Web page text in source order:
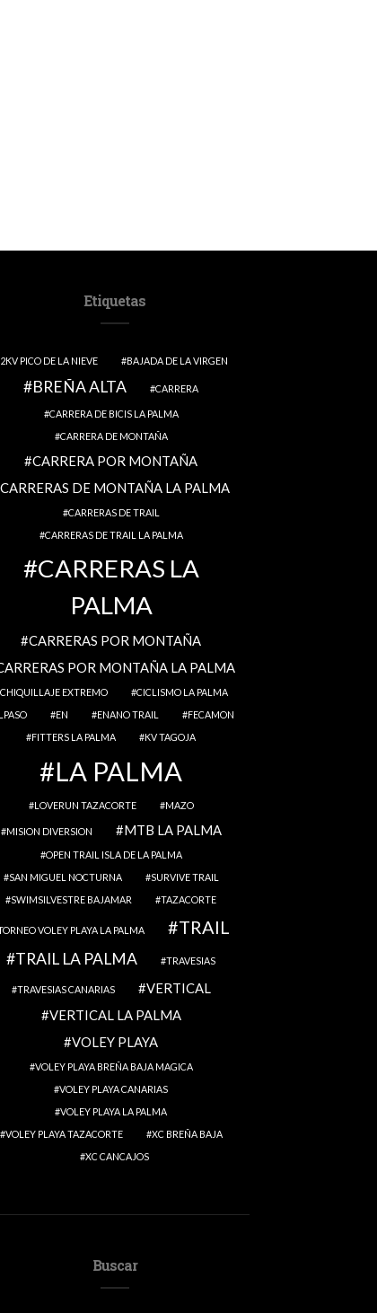
Etiquetas
2KV PICO DE LA NIEVE BAJADA DE LA VIRGEN
BREÑA ALTA CARRERA
CARRERA DE BICIS LA PALMA
CARRERA DE MONTAÑA
CARRERA POR MONTAÑA
CARRERAS DE MONTAÑA LA PALMA
CARRERAS DE TRAIL
CARRERAS DE TRAIL LA PALMA
CARRERAS LA
PALMA
CARRERAS POR MONTAÑA
POR MONTAÑA LA PALMA
CHIQUILLAJE EXTREMO
CICLISMO LA PALMA
EN ENANO TRAIL
FECAMON
FITTERS LA PALMA
KV TAGOJA
LA PALMA
LOVERUN TAZACORTE MAZO
MISION DIVERSION MTB LA PALMA
OPEN TRAIL ISLA DE LA PALMA
SAN MIGUEL NOCTURNA
SURVIVE TRAIL
SWIMSILVESTRE BAJAMAR
TAZACORTE
VOLEY PLAYA LA PALMA TRAIL
TRAIL LA PALMA TRAVESIAS
TRAVESIAS CANARIAS
VERTICAL
VERTICAL LA PALMA
VOLEY PLAYA
VOLEY PLAYA BREÑA BAJA MAGICA
VOLEY PLAYA CANARIAS
VOLEY PLAYA LA PALMA
VOLEY PLAYA TAZACORTE
XC BREÑA BAJA
XC CANCAJOS
Buscar